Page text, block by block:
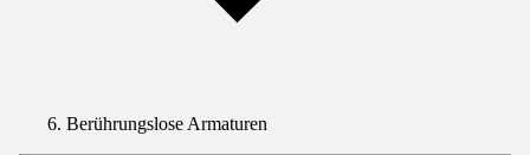
Berührungslose Armaturen